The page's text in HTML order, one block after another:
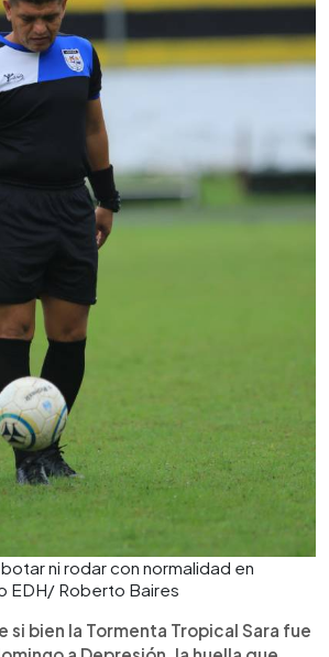
ni rodar con normalidad en
EDH/ Roberto Baires
si bien la Tormenta Tropical Sara fue